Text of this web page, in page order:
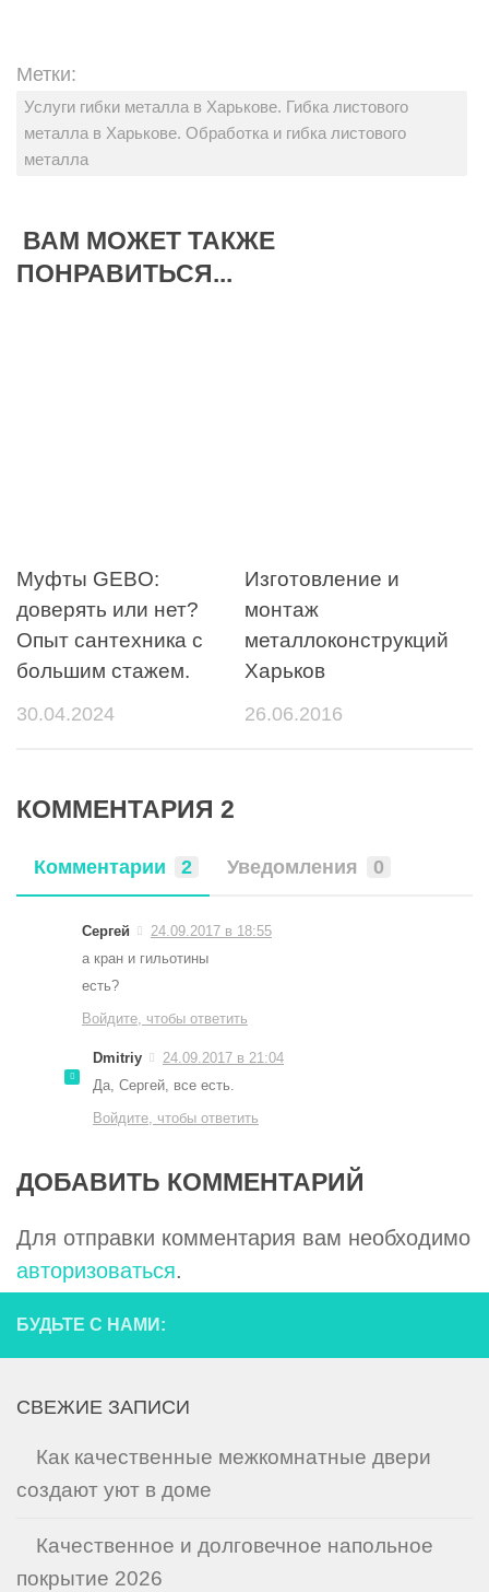
Метки:
Услуги гибки металла в Харькове. Гибка листового
металла в Харькове. Обработка и гибка листового
металла
ВАМ МОЖЕТ ТАКЖЕ
ПОНРАВИТЬСЯ...
Муфты GEBO:
доверять или нет?
Опыт сантехника с
большим стажем.
30.04.2024
Изготовление и
монтаж
металлоконструкций
Харьков
26.06.2016
КОММЕНТАРИЯ 2
Комментарии 2 Уведомления 0
Сергей
24.09.2017 в 18:55
а кран и гильотины
есть?
Войдите, чтобы ответить
Dmitriy
24.09.2017 в 21:04
Да, Сергей, все есть.
Войдите, чтобы ответить
ДОБАВИТЬ КОММЕНТАРИЙ
Для отправки комментария вам необходимо
авторизоваться.
БУДЬТЕ С НАМИ:
СВЕЖИЕ ЗАПИСИ
Как качественные межкомнатные двери
создают уют в доме
Качественное и долговечное напольное
покрытие 2026